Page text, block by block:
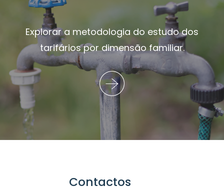
Explorar a metodologia do estudo dos
tarifários por dimensão familiar.
Contactos